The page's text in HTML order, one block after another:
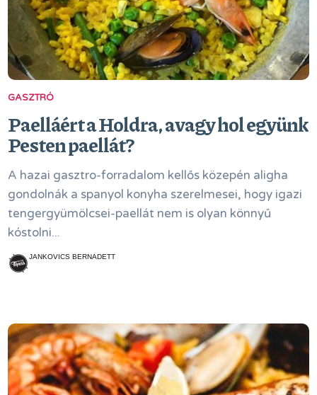
GASZTRÓ
Paelláért a Holdra, avagy hol együnk
Pesten paellát?
A hazai gasztro-forradalom kellős közepén aligha
gondolnák a spanyol konyha szerelmesei, hogy igazi
tengergyümölcsei-paellát nem is olyan könnyű
kóstolni...
JANKOVICS BERNADETT